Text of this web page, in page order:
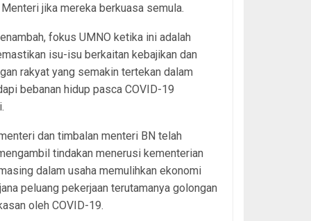
jika mereka berkuasa semula.
fokus UMNO ketika ini adalah
isu-isu berkaitan kebajikan dan
rakyat yang semakin tertekan dalam
bebanan hidup pasca COVID-19
dan timbalan menteri BN telah
tindakan menerusi kementerian
dalam usaha memulihkan ekonomi
peluang pekerjaan terutamanya golongan
oleh COVID-19.